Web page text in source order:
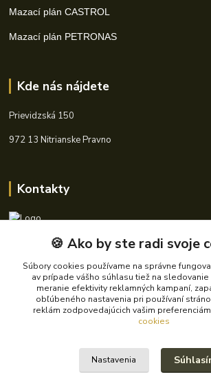
Mazací plán CASTROL
Mazací plán PETRONAS
Kde nás nájdete
Prievidzská 150
972 13 Nitrianske Pravno
Kontakty
+421 940 621 185
info@autoking.sk
🍪 Ako by ste radi svoje
Súbory cookies používame na správne
av prípade vášho súhlasu tiež na
meranie efektivity reklamných kampaní,
obľúbeného nastavenia pri používaní
reklám zodpovedajúcich vašim
cookies
Nastavenia